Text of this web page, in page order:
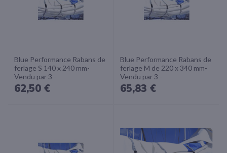
Blue Performance Rabans de
ferlage S 140 x 240 mm-
Vendu par 3 -
62,50 €
Blue Performance Rabans de
ferlage M de 220 x 340 mm-
Vendu par 3 -
65,83 €